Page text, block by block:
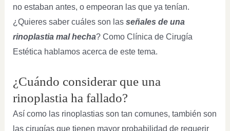
no estaban antes, o empeoran las que ya tenían.
¿Quieres saber cuáles son las señales de una
rinoplastia mal hecha? Como Clínica de Cirugía
Estética hablamos acerca de este tema.
¿Cuándo considerar que una
rinoplastia ha fallado?
Así como las rinoplastias son tan comunes, también son
las cirugías que tienen mayor probabilidad de requerir